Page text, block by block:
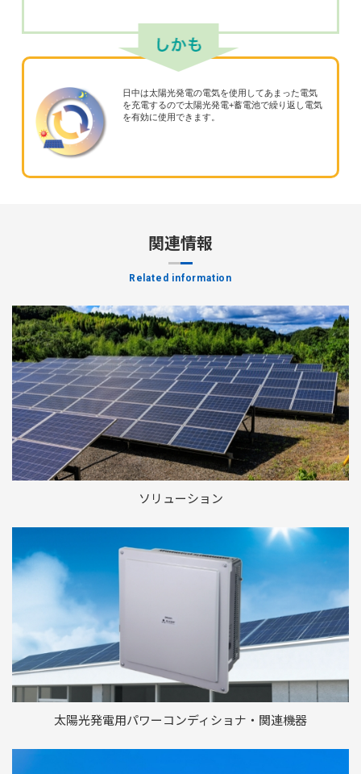
日中は太陽光発電の電気を使用してあまった電気
を充電するので太陽光発電+蓄電池で繰り返し電気
を有効に使用できます。
関連情報
Related information
ソリューション
太陽光発電用パワーコンディショナ・ 関連機器